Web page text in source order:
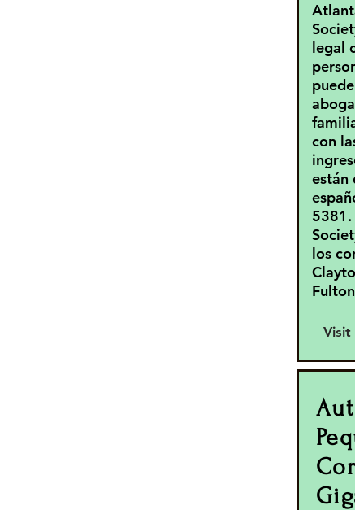
legal
con
están
los
Visit